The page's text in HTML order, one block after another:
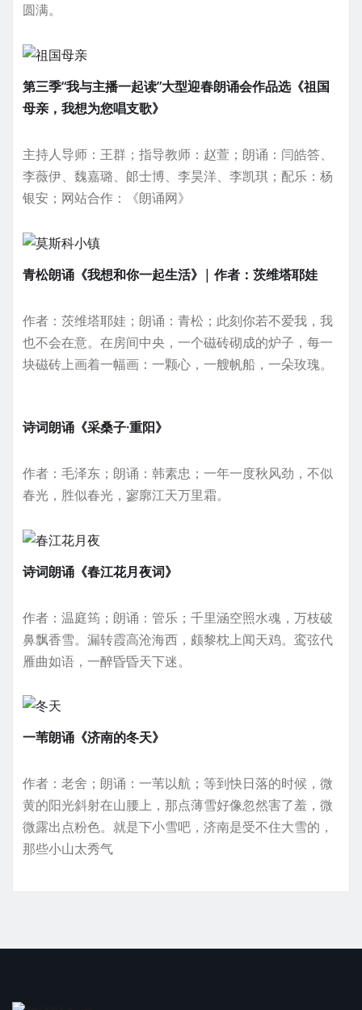
圆满。
第三季“我与主播一起读”大型迎春朗诵会作品选《祖国
母亲，我想为您唱支歌》
主持人导师：王群；指导教师：赵萱；朗诵：闫皓答、
李薇伊、魏嘉璐、郞士博、李昊洋、李凯琪；配乐：杨
银安；网站合作：《朗诵网》
青松朗诵《我想和你一起生活》| 作者：茨维塔耶娃
作者：茨维塔耶娃；朗诵：青松；此刻你若不爱我，我
也不会在意。在房间中央，一个磁砖砌成的炉子，每一
块磁砖上画着一幅画：一颗心，一艘帆船，一朵玫瑰。
诗词朗诵《采桑子·重阳》
作者：毛泽东；朗诵：韩素忠；一年一度秋风劲，不似
春光，胜似春光，寥廓江天万里霜。
诗词朗诵《春江花月夜词》
作者：温庭筠；朗诵：管乐；千里涵空照水魂，万枝破
鼻飘香雪。漏转霞高沧海西，颇黎枕上闻天鸡。鸾弦代
雁曲如语，一醉昏昏天下迷。
一苇朗诵《济南的冬天》
作者：老舍；朗诵：一苇以航；等到快日落的时候，微
黄的阳光斜射在山腰上，那点薄雪好像忽然害了羞，微
微露出点粉色。就是下小雪吧，济南是受不住大雪的，
那些小山太秀气